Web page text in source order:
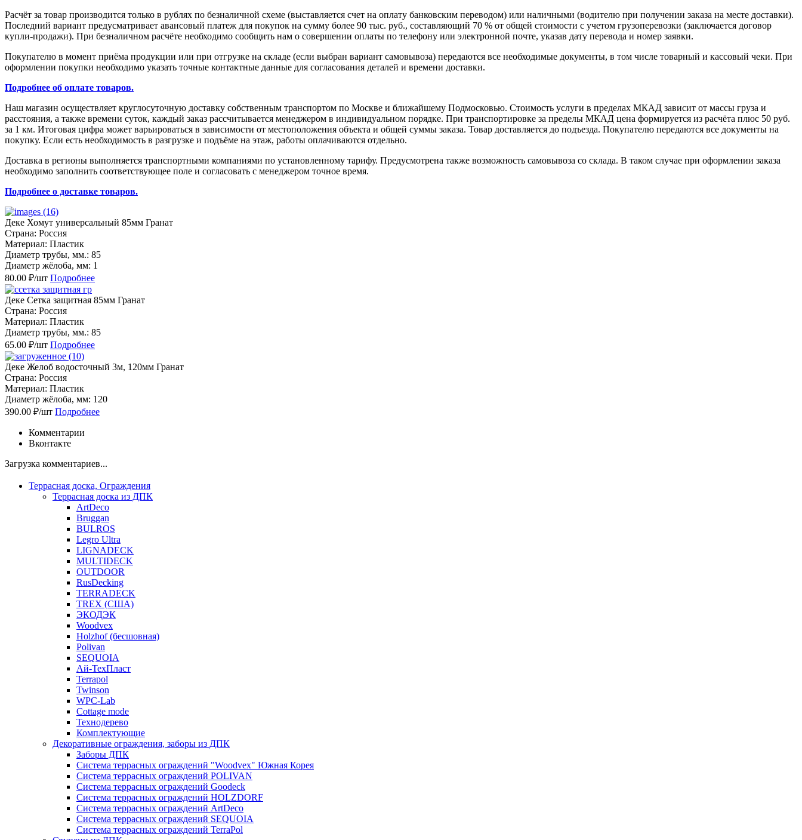
Расчёт за товар производится только в рублях по безналичной схеме (выставляется счет на оплату банковским переводом) или наличными (водителю при получении заказа на месте доставки).
Последний вариант предусматривает авансовый платеж для покупок на сумму более 90 тыс. руб., составляющий 70 % от общей стоимости с учетом грузоперевозки (заключается договор
купли-продажи). При безналичном расчёте необходимо сообщить нам о совершении оплаты по телефону или электронной почте, указав дату перевода и номер заявки.
Покупателю в момент приёма продукции или при отгрузке на складе (если выбран вариант самовывоза) передаются все необходимые документы, в том числе товарный и кассовый чеки. При
оформлении покупки необходимо указать точные контактные данные для согласования деталей и времени доставки.
Подробнее об оплате товаров.
Наш магазин осуществляет круглосуточную доставку собственным транспортом по Москве и ближайшему Подмосковью. Стоимость услуги в пределах МКАД зависит от массы груза и
расстояния, а также времени суток, каждый заказ рассчитывается менеджером в индивидуальном порядке. При транспортировке за пределы МКАД цена формируется из расчёта плюс 50 руб.
за 1 км. Итоговая цифра может варьироваться в зависимости от местоположения объекта и общей суммы заказа. Товар доставляется до подъезда. Покупателю передаются все документы на
покупку. Если есть необходимость в разгрузке и подъёме на этаж, работы оплачиваются отдельно.
Доставка в регионы выполняется транспортными компаниями по установленному тарифу. Предусмотрена также возможность самовывоза со склада. В таком случае при оформлении заказа
необходимо заполнить соответствующее поле и согласовать с менеджером точное время.
Подробнее о доставке товаров.
Деке Хомут универсальный 85мм Гранат
Страна: Россия
Материал: Пластик
Диаметр трубы, мм.: 85
Диаметр жёлоба, мм: 1
80.00 ₽/шт Подробнее
Деке Сетка защитная 85мм Гранат
Страна: Россия
Материал: Пластик
Диаметр трубы, мм.: 85
65.00 ₽/шт Подробнее
Деке Желоб водосточный 3м, 120мм Гранат
Страна: Россия
Материал: Пластик
Диаметр жёлоба, мм: 120
390.00 ₽/шт Подробнее
Комментарии
Вконтакте
Загрузка комментариев...
Террасная доска, Ограждения
Террасная доска из ДПК
ArtDeco
Bruggan
BULROS
Legro Ultra
LIGNADECK
MULTIDECK
OUTDOOR
RusDecking
TERRADECK
TREX (США)
ЭКОДЭК
Woodvex
Holzhof (бесшовная)
Polivan
SEQUOIA
Ай-ТехПласт
Terrapol
Twinson
WPC-Lab
Cottage mode
Технодерево
Комплектующие
Декоративные ограждения, заборы из ДПК
Заборы ДПК
Система террасных ограждений "Woodvex" Южная Корея
Система террасных ограждений POLIVAN
Система террасных ограждений Goodeck
Система террасных ограждений HOLZDORF
Система террасных ограждений ArtDeco
Система террасных ограждений SEQUOIA
Система террасных ограждений TerraPol